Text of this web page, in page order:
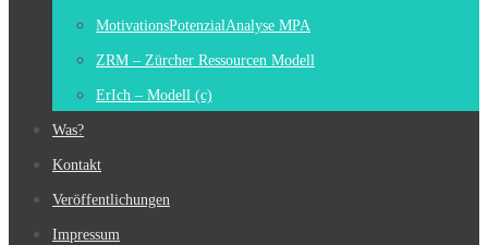
MotivationsPotenzialAnalyse MPA
ZRM – Zürcher Ressourcen Modell
ErIch – Modell (c)
Was?
Kontakt
Veröffentlichungen
Impressum